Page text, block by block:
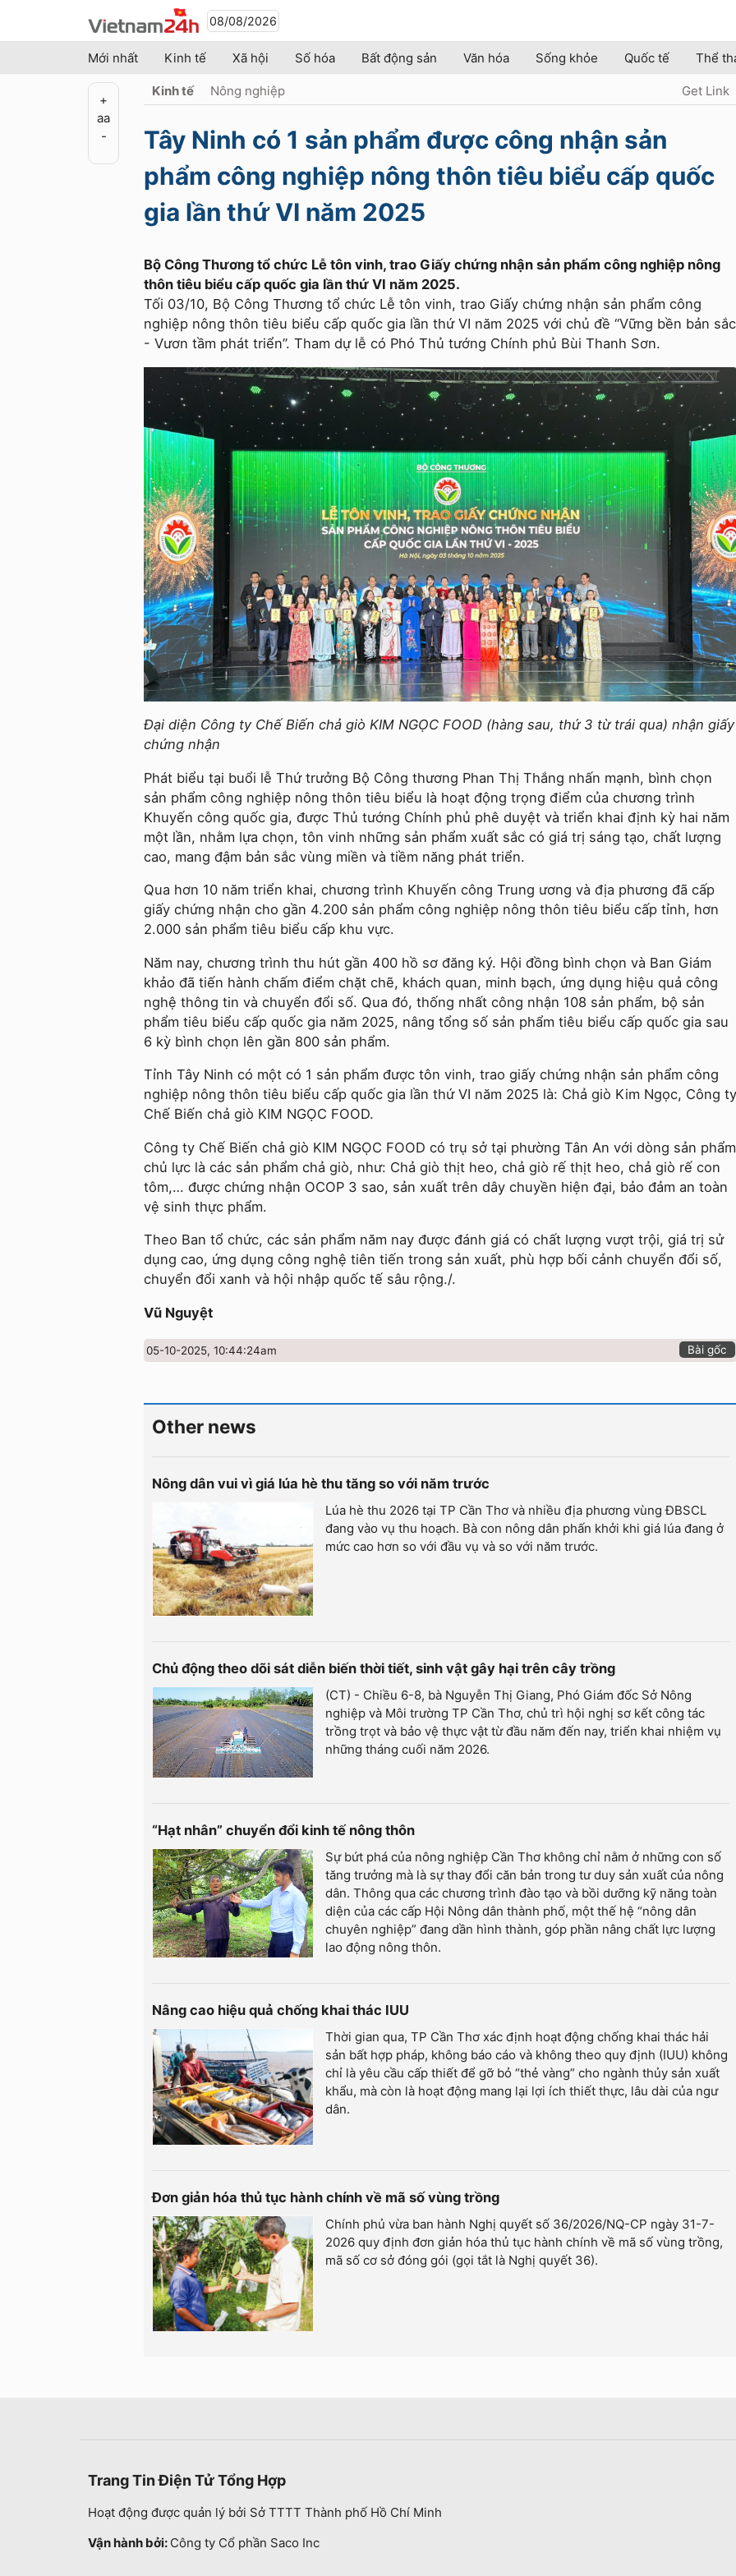
08/08/2026
Mới nhất Kinh tế Xã hội Số hóa Bất động sản Văn hóa Sống khỏe Quốc tế Thể
+
aa
-
Kinh tế Nông nghiệp Get Link
Tây Ninh có 1 sản phẩm được công nhận sản
phẩm công nghiệp nông thôn tiêu biểu cấp quốc
gia lần thứ VI năm 2025
Bộ Công Thương tổ chức Lễ tôn vinh, trao Giấy chứng nhận sản phẩm công nghiệp nông
thôn tiêu biểu cấp quốc gia lần thứ VI năm 2025.
Tối 03/10, Bộ Công Thương tổ chức Lễ tôn vinh, trao Giấy chứng nhận sản phẩm công
nghiệp nông thôn tiêu biểu cấp quốc gia lần thứ VI năm 2025 với chủ đề “Vững bền bản sắc
- Vươn tầm phát triển”. Tham dự lễ có Phó Thủ tướng Chính phủ Bùi Thanh Sơn.
Đại diện Công ty Chế Biến chả giò KIM NGỌC FOOD (hàng sau, thứ 3 từ trái qua) nhận giấy
chứng nhận
Phát biểu tại buổi lễ Thứ trưởng Bộ Công thương Phan Thị Thắng nhấn mạnh, bình chọn
sản phẩm công nghiệp nông thôn tiêu biểu là hoạt động trọng điểm của chương trình
Khuyến công quốc gia, được Thủ tướng Chính phủ phê duyệt và triển khai định kỳ hai năm
một lần, nhằm lựa chọn, tôn vinh những sản phẩm xuất sắc có giá trị sáng tạo, chất lượng
cao, mang đậm bản sắc vùng miền và tiềm năng phát triển.
Qua hơn 10 năm triển khai, chương trình Khuyến công Trung ương và địa phương đã cấp
giấy chứng nhận cho gần 4.200 sản phẩm công nghiệp nông thôn tiêu biểu cấp tỉnh, hơn
2.000 sản phẩm tiêu biểu cấp khu vực.
Năm nay, chương trình thu hút gần 400 hồ sơ đăng ký. Hội đồng bình chọn và Ban Giám
khảo đã tiến hành chấm điểm chặt chẽ, khách quan, minh bạch, ứng dụng hiệu quả công
nghệ thông tin và chuyển đổi số. Qua đó, thống nhất công nhận 108 sản phẩm, bộ sản
phẩm tiêu biểu cấp quốc gia năm 2025, nâng tổng số sản phẩm tiêu biểu cấp quốc gia sau
6 kỳ bình chọn lên gần 800 sản phẩm.
Tỉnh Tây Ninh có một có 1 sản phẩm được tôn vinh, trao giấy chứng nhận sản phẩm công
nghiệp nông thôn tiêu biểu cấp quốc gia lần thứ VI năm 2025 là: Chả giò Kim Ngọc, Công ty
Chế Biến chả giò KIM NGỌC FOOD.
Công ty Chế Biến chả giò KIM NGỌC FOOD có trụ sở tại phường Tân An với dòng sản phẩm
chủ lực là các sản phẩm chả giò, như: Chả giò thịt heo, chả giò rế thịt heo, chả giò rế con
tôm,… được chứng nhận OCOP 3 sao, sản xuất trên dây chuyền hiện đại, bảo đảm an toàn
vệ sinh thực phẩm.
Theo Ban tổ chức, các sản phẩm năm nay được đánh giá có chất lượng vượt trội, giá trị sử
dụng cao, ứng dụng công nghệ tiên tiến trong sản xuất, phù hợp bối cảnh chuyển đổi số,
chuyển đổi xanh và hội nhập quốc tế sâu rộng./.
Vũ Nguyệt
05-10-2025, 10:44:24am Bài gốc
Other news
Nông dân vui vì giá lúa hè thu tăng so với năm trước
Lúa hè thu 2026 tại TP Cần Thơ và nhiều địa phương vùng ĐBSCL
đang vào vụ thu hoạch. Bà con nông dân phấn khởi khi giá lúa đang ở
mức cao hơn so với đầu vụ và so với năm trước.
Chủ động theo dõi sát diễn biến thời tiết, sinh vật gây hại trên cây trồng
(CT) - Chiều 6-8, bà Nguyễn Thị Giang, Phó Giám đốc Sở Nông
nghiệp và Môi trường TP Cần Thơ, chủ trì hội nghị sơ kết công tác
trồng trọt và bảo vệ thực vật từ đầu năm đến nay, triển khai nhiệm vụ
những tháng cuối năm 2026.
“Hạt nhân” chuyển đổi kinh tế nông thôn
Sự bứt phá của nông nghiệp Cần Thơ không chỉ nằm ở những con số
tăng trưởng mà là sự thay đổi căn bản trong tư duy sản xuất của nông
dân. Thông qua các chương trình đào tạo và bồi dưỡng kỹ năng toàn
diện của các cấp Hội Nông dân thành phố, một thế hệ “nông dân
chuyên nghiệp” đang dần hình thành, góp phần nâng chất lực lượng
lao động nông thôn.
Nâng cao hiệu quả chống khai thác IUU
Thời gian qua, TP Cần Thơ xác định hoạt động chống khai thác hải
sản bất hợp pháp, không báo cáo và không theo quy định (IUU) không
chỉ là yêu cầu cấp thiết để gỡ bỏ “thẻ vàng” cho ngành thủy sản xuất
khẩu, mà còn là hoạt động mang lại lợi ích thiết thực, lâu dài của ngư
dân.
Đơn giản hóa thủ tục hành chính về mã số vùng trồng
Chính phủ vừa ban hành Nghị quyết số 36/2026/NQ-CP ngày 31-7-
2026 quy định đơn giản hóa thủ tục hành chính về mã số vùng trồng,
mã số cơ sở đóng gói (gọi tắt là Nghị quyết 36).
Trang Tin Điện Tử Tổng Hợp
Hoạt động được quản lý bởi Sở TTTT Thành phố Hồ Chí Minh
Vận hành bởi: Công ty Cổ phần Saco Inc